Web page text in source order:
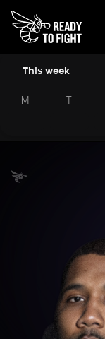
This week
M T